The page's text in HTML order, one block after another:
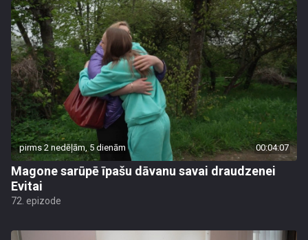
pirms 2 nedēļām, 5 dienām 00:04:07
Magone sarūpē īpašu dāvanu savai draudzenei
Evitai
72. epizode